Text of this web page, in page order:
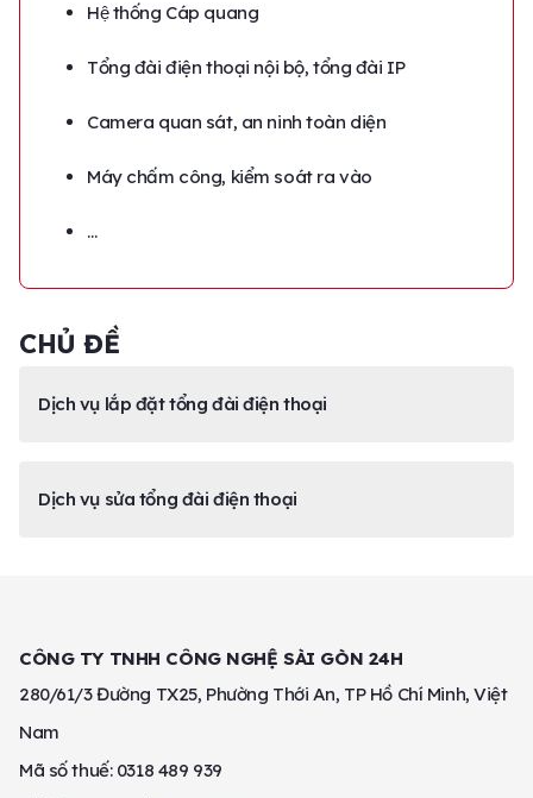
Hệ thống Cáp quang
Tổng đài điện thoại nội bộ, tổng đài IP
Camera quan sát, an ninh toàn diện
Máy chấm công, kiểm soát ra vào
…
CHỦ ĐỀ
Dịch vụ lắp đặt tổng đài điện thoại
Dịch vụ sửa tổng đài điện thoại
CÔNG TY TNHH CÔNG NGHỆ SÀI GÒN 24H
280/61/3 Đường TX25, Phường Thới An, TP Hồ Chí Minh, Việt
Nam
Mã số thuế: 0318 489 939